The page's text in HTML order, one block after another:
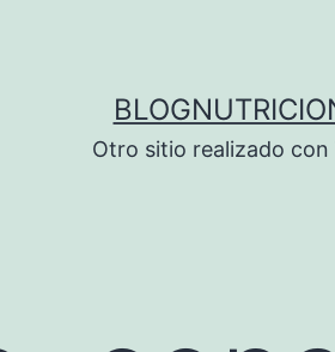
Otro sitio realizado con